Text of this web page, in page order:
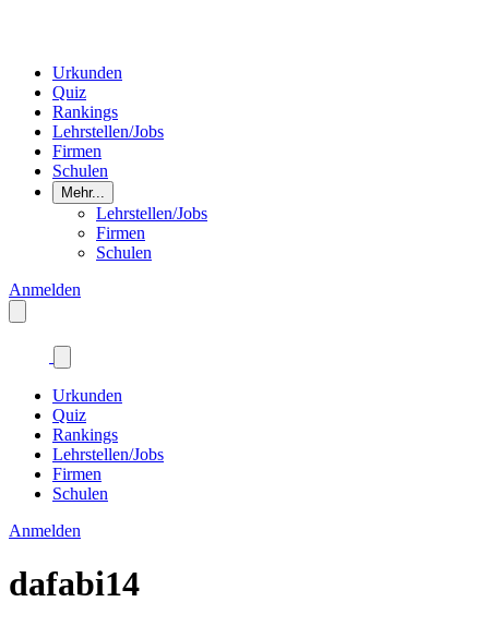
Urkunden
Quiz
Rankings
Lehrstellen/Jobs
Firmen
Schulen
Mehr...
Lehrstellen/Jobs
Firmen
Schulen
Anmelden
Urkunden
Quiz
Rankings
Lehrstellen/Jobs
Firmen
Schulen
Anmelden
dafabi14